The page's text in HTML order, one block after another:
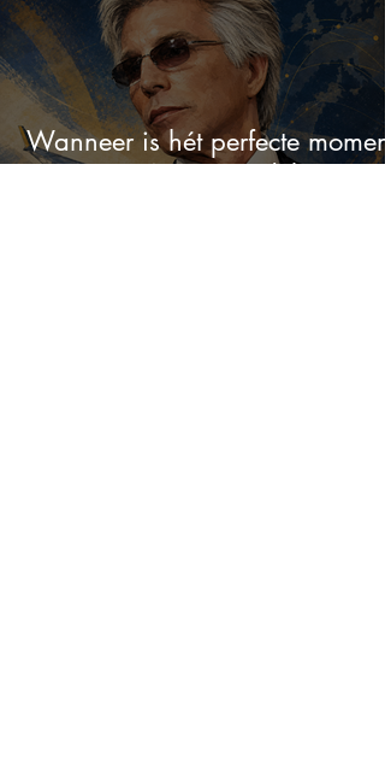
Wanneer is hét perfecte moment
om ServiceNow aandelen te